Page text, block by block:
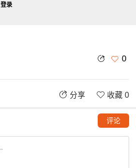
0
分享 收藏 0
评论
登录